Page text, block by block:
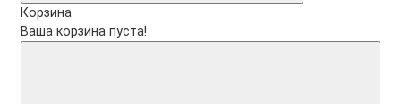
Корзина
Ваша корзина пуста!